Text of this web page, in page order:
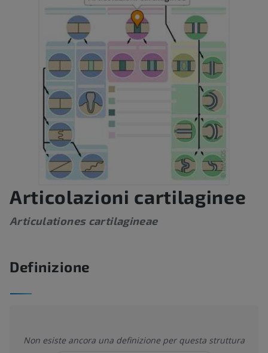
Articolazioni cartilaginee
Articulationes cartilagineae
Definizione
Non esiste ancora una definizione per questa struttura